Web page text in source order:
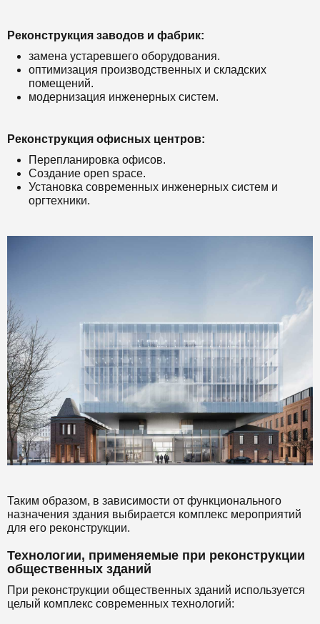
Реконструкция заводов и фабрик:
замена устаревшего оборудования.
оптимизация производственных и складских
помещений.
модернизация инженерных систем.
Реконструкция офисных центров:
Перепланировка офисов.
Создание open space.
Установка современных инженерных систем и
оргтехники.
Таким образом, в зависимости от функционального
назначения здания выбирается комплекс мероприятий
для его реконструкции.
Технологии, применяемые при реконструкции
общественных зданий
При реконструкции общественных зданий используется
целый комплекс современных технологий: